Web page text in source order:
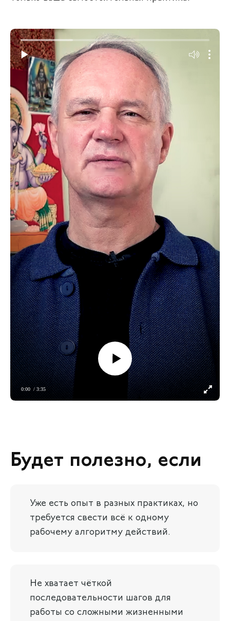
0:00 / 3:35
Будет полезно, если
Уже есть опыт в разных практиках, но
требуется свести всё к одному
рабочему алгоритму действий.
Не хватает чёткой
последовательности шагов для
работы со сложными жизненными